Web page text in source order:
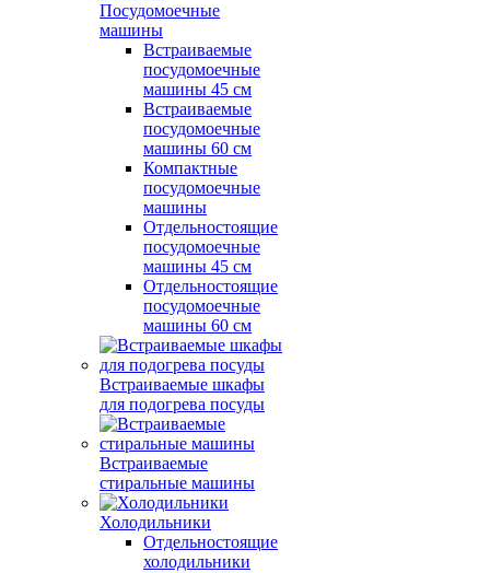
Посудомоечные
машины
Встраиваемые
посудомоечные
машины 45 см
Встраиваемые
посудомоечные
машины 60 см
Компактные
посудомоечные
машины
Отдельностоящие
посудомоечные
машины 45 см
Отдельностоящие
посудомоечные
машины 60 см
Встраиваемые шкафы
для подогрева посуды
Встраиваемые
стиральные машины
Холодильники
Отдельностоящие
холодильники